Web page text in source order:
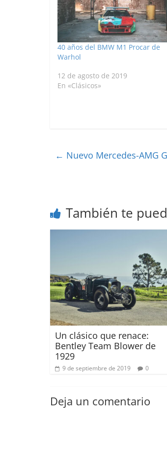
40 años del BMW M1 Procar de
Warhol
12 de agosto de 2019
En «Clásicos»
← Nuevo Mercedes-AMG
También te
Un clásico que renace:
Bentley Team Blower de
1929
9 de septiembre de 2019 0
Deja un comentario